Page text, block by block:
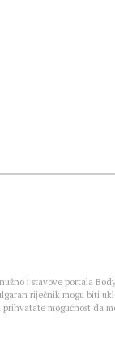
i stavove portala
riječnik mogu biti
mogućnost da